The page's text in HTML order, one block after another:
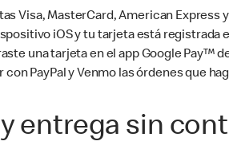
Visa, MasterCard, American Express
iOS y tu tarjeta está
una tarjeta en el app Google
con PayPal y Venmo las órdenes que
entrega sin